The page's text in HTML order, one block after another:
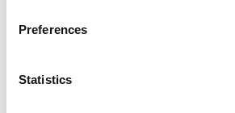
Preferences
Statistics
Temi:Sostenibilità e modelli di gestione
Ambiti di applicazione: